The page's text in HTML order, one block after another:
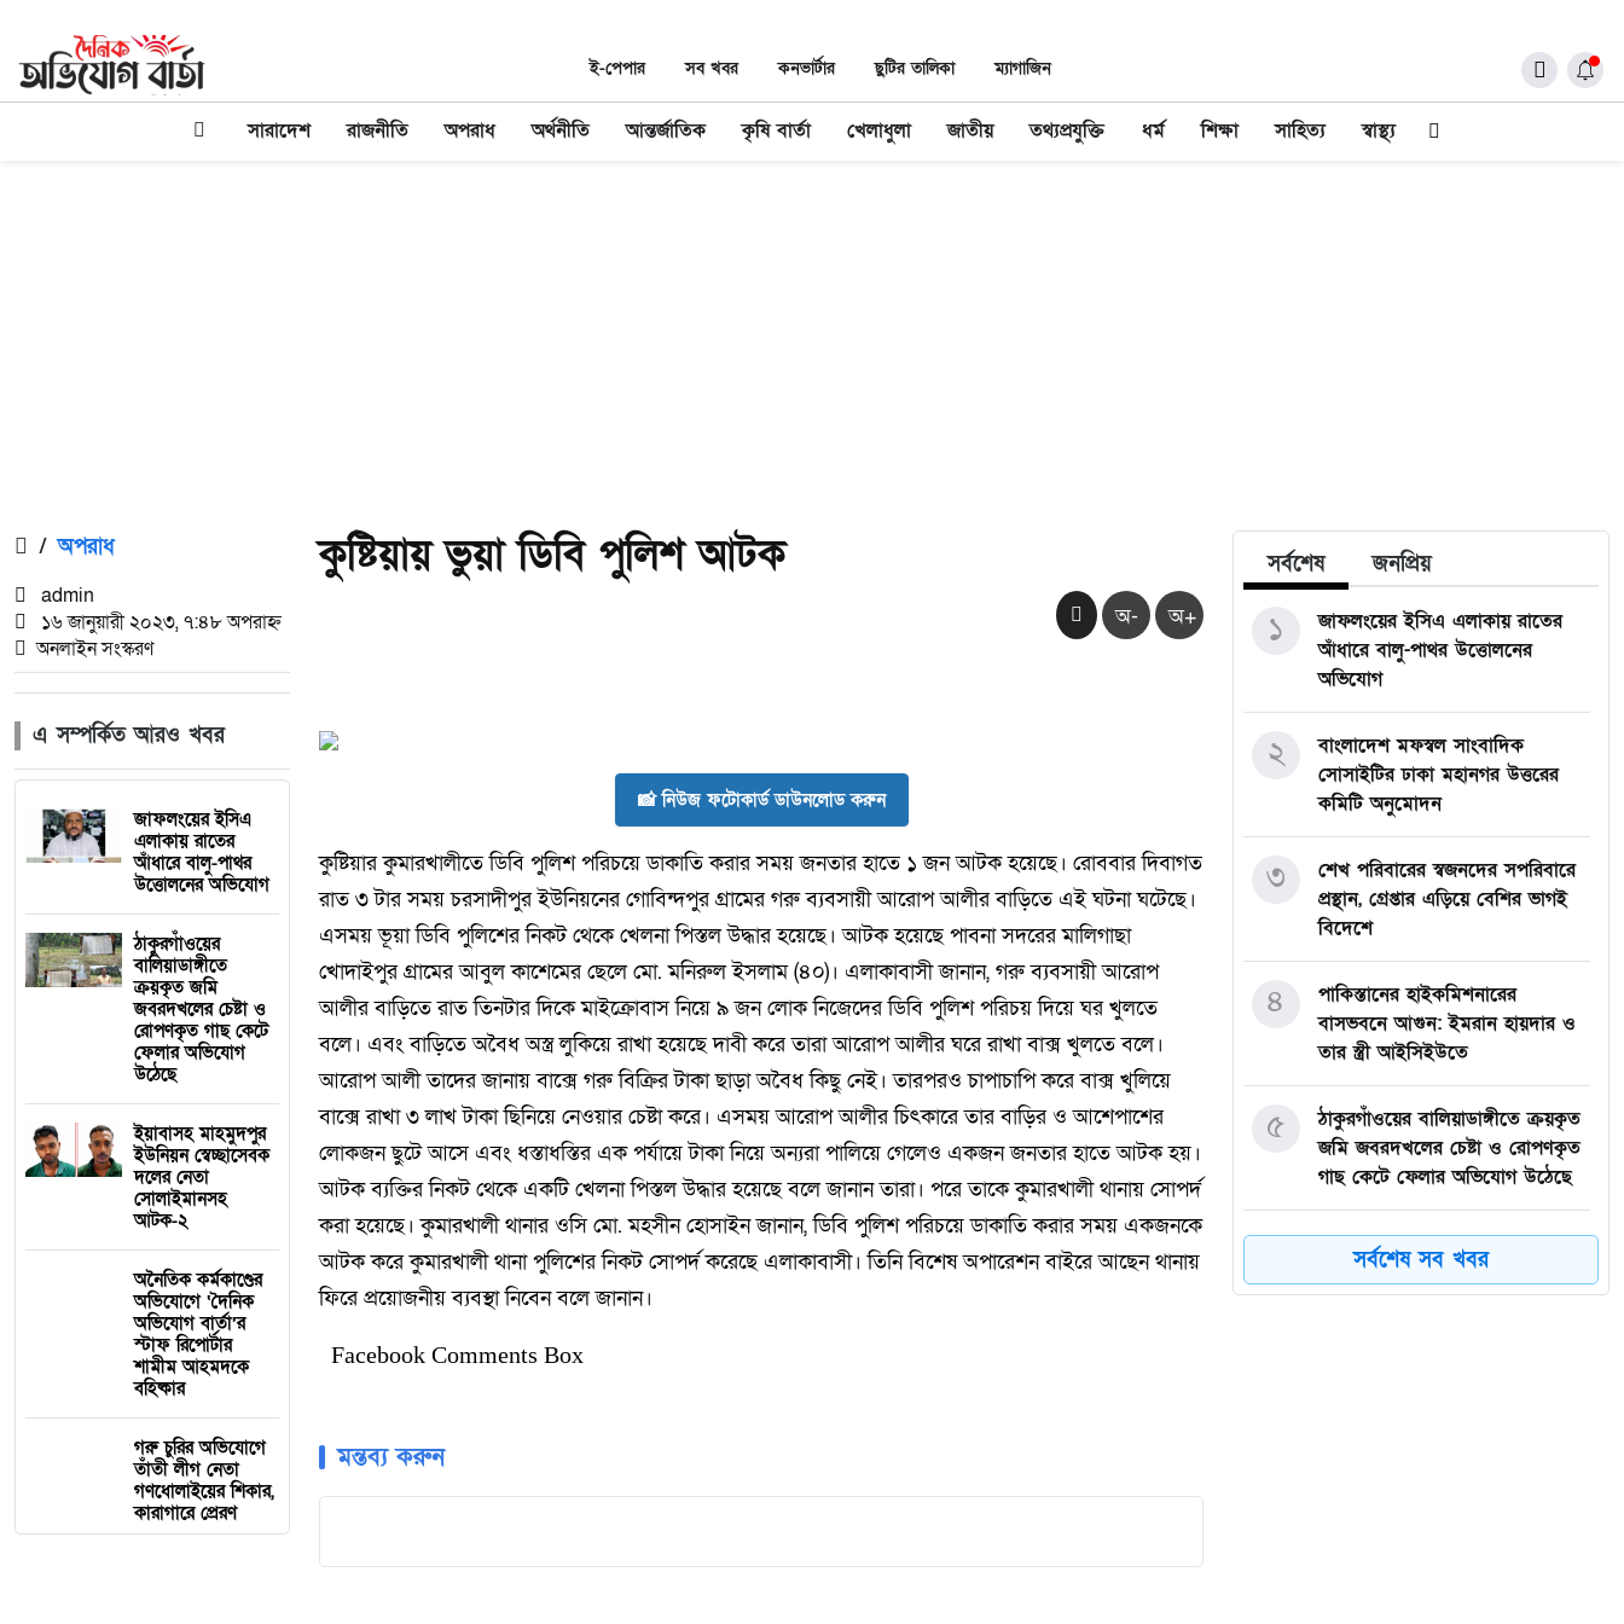
ই-পেপার সব খবর কনভার্টার ছুটির তালিকা ম্যাগাজিন
সারাদেশ রাজনীতি অপরাধ অর্থনীতি আন্তর্জাতিক কৃষি বার্তা খেলাধুলা জাতীয় তথ্যপ্রযুক্তি ধর্ম শিক্ষা সাহিত্য স্বাস্থ্য
/ অপরাধ
admin
১৬ জানুয়ারী ২০২৩, ৭:৪৮ অপরাহ্ন
অনলাইন সংস্করণ
এ সম্পর্কিত আরও খবর
জাফলংয়ের ইসিএ
এলাকায় রাতের
আঁধারে বালু-পাথর
উত্তোলনের অভিযোগ
ঠাকুরগাঁওয়ের
বালিয়াডাঙ্গীতে
ক্রয়কৃত জমি
জবরদখলের চেষ্টা ও
রোপণকৃত গাছ কেটে
ফেলার অভিযোগ
উঠেছে
ইয়াবাসহ মাহমুদপুর
ইউনিয়ন স্বেচ্ছাসেবক
দলের নেতা
সোলাইমানসহ
আটক-২
অনৈতিক কর্মকাণ্ডের
অভিযোগে ‘দৈনিক
অভিযোগ বার্তা’র
স্টাফ রিপোর্টার
শামীম আহমদকে
বহিষ্কার
গরু চুরির অভিযোগে
তাঁতী লীগ নেতা
গণধোলাইয়ের শিকার,
কারাগারে প্রেরণ
কুষ্টিয়ায় ভুয়া ডিবি পুলিশ আটক
অ- অ+
📸 নিউজ ফটোকার্ড ডাউনলোড করুন
কুষ্টিয়ার কুমারখালীতে ডিবি পুলিশ পরিচয়ে ডাকাতি করার সময় জনতার হাতে ১ জন আটক হয়েছে। রোববার দিবাগত
রাত ৩ টার সময় চরসাদীপুর ইউনিয়নের গোবিন্দপুর গ্রামের গরু ব্যবসায়ী আরোপ আলীর বাড়িতে এই ঘটনা ঘটেছে।
এসময় ভূয়া ডিবি পুলিশের নিকট থেকে খেলনা পিস্তল উদ্ধার হয়েছে। আটক হয়েছে পাবনা সদরের মালিগাছা
খোদাইপুর গ্রামের আবুল কাশেমের ছেলে মো. মনিরুল ইসলাম (৪০)। এলাকাবাসী জানান, গরু ব্যবসায়ী আরোপ
আলীর বাড়িতে রাত তিনটার দিকে মাইক্রোবাস নিয়ে ৯ জন লোক নিজেদের ডিবি পুলিশ পরিচয় দিয়ে ঘর খুলতে
বলে। এবং বাড়িতে অবৈধ অস্ত্র লুকিয়ে রাখা হয়েছে দাবী করে তারা আরোপ আলীর ঘরে রাখা বাক্স খুলতে বলে।
আরোপ আলী তাদের জানায় বাক্সে গরু বিক্রির টাকা ছাড়া অবৈধ কিছু নেই। তারপরও চাপাচাপি করে বাক্স খুলিয়ে
বাক্সে রাখা ৩ লাখ টাকা ছিনিয়ে নেওয়ার চেষ্টা করে। এসময় আরোপ আলীর চিৎকারে তার বাড়ির ও আশেপাশের
লোকজন ছুটে আসে এবং ধস্তাধস্তির এক পর্যায়ে টাকা নিয়ে অন্যরা পালিয়ে গেলেও একজন জনতার হাতে আটক হয়।
আটক ব্যক্তির নিকট থেকে একটি খেলনা পিস্তল উদ্ধার হয়েছে বলে জানান তারা। পরে তাকে কুমারখালী থানায় সোপর্দ
করা হয়েছে। কুমারখালী থানার ওসি মো. মহসীন হোসাইন জানান, ডিবি পুলিশ পরিচয়ে ডাকাতি করার সময় একজনকে
আটক করে কুমারখালী থানা পুলিশের নিকট সোপর্দ করেছে এলাকাবাসী। তিনি বিশেষ অপারেশন বাইরে আছেন থানায়
ফিরে প্রয়োজনীয় ব্যবস্থা নিবেন বলে জানান।
Facebook Comments Box
মন্তব্য করুন
সর্বশেষ জনপ্রিয়
জাফলংয়ের ইসিএ এলাকায় রাতের
আঁধারে বালু-পাথর উত্তোলনের
অভিযোগ
১
বাংলাদেশ মফস্বল সাংবাদিক
সোসাইটির ঢাকা মহানগর উত্তরের
কমিটি অনুমোদন
২
শেখ পরিবারের স্বজনদের সপরিবারে
প্রস্থান, গ্রেপ্তার এড়িয়ে বেশির ভাগই
বিদেশে
৩
পাকিস্তানের হাইকমিশনারের
বাসভবনে আগুন: ইমরান হায়দার ও
তার স্ত্রী আইসিইউতে
৪
ঠাকুরগাঁওয়ের বালিয়াডাঙ্গীতে ক্রয়কৃত
জমি জবরদখলের চেষ্টা ও রোপণকৃত
গাছ কেটে ফেলার অভিযোগ উঠেছে
৫
পরিবেশবান্ধব স্যানিটারি ল্যান্ডফিল
নির্মাণে দক্ষিণ কোরিয়ার সহযোগিতা
চাইলেন চসিক
সর্বশেষ সব খবর